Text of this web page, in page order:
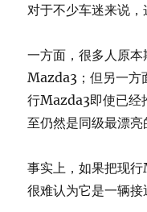
对于不少车迷来说，
一方面，很多人原
Mazda3；但另一方
行Mazda3即使已经
至仍然是同级最漂亮
事实上，如果把现
很难认为它是一辆接